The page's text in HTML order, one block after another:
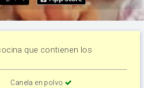
que contienen los
Canela en polvo